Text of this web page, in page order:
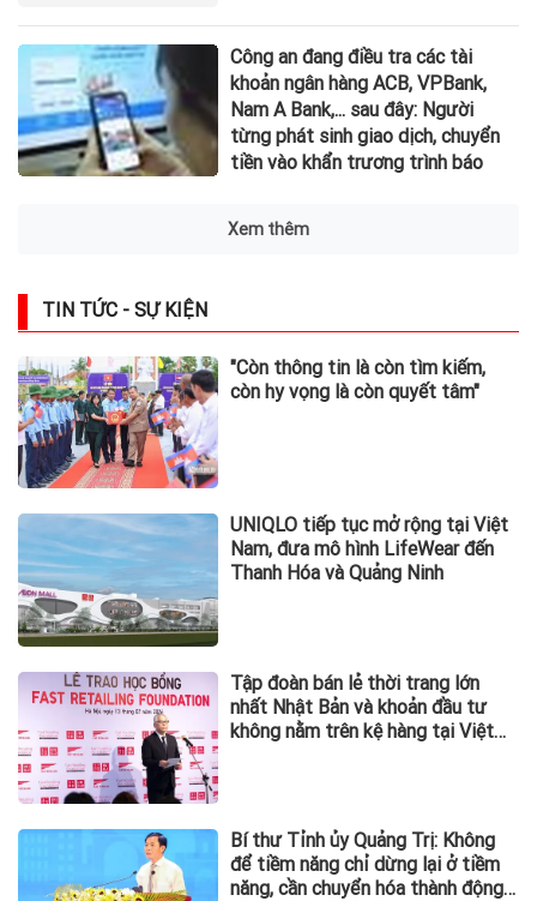
Công an đang điều tra các tài
khoản ngân hàng ACB, VPBank,
Nam A Bank,... sau đây: Người
từng phát sinh giao dịch, chuyển
tiền vào khẩn trương trình báo
Xem thêm
TIN TỨC - SỰ KIỆN
"Còn thông tin là còn tìm kiếm,
còn hy vọng là còn quyết tâm"
UNIQLO tiếp tục mở rộng tại Việt
Nam, đưa mô hình LifeWear đến
Thanh Hóa và Quảng Ninh
Tập đoàn bán lẻ thời trang lớn
nhất Nhật Bản và khoản đầu tư
không nằm trên kệ hàng tại Việt
Bí thư Tỉnh ủy Quảng Trị: Không
để tiềm năng chỉ dừng lại ở tiềm
năng, cần chuyển hóa thành động